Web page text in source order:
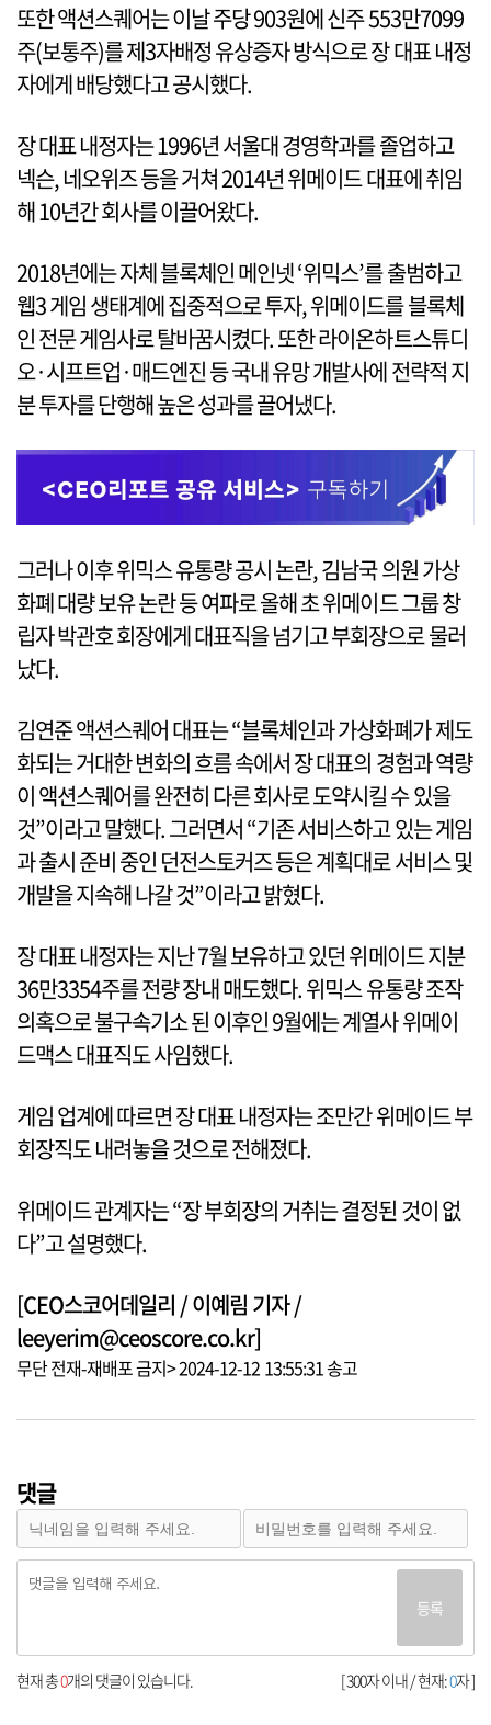
또한 액션스퀘어는 이날 주당 903원에 신주 553만7099
주(보통주)를 제3자배정 유상증자 방식으로 장 대표 내정
자에게 배당했다고 공시했다.
장 대표 내정자는 1996년 서울대 경영학과를 졸업하고
넥슨, 네오위즈 등을 거쳐 2014년 위메이드 대표에 취임
해 10년간 회사를 이끌어왔다.
2018년에는 자체 블록체인 메인넷 ‘위믹스’를 출범하고
웹3 게임 생태계에 집중적으로 투자, 위메이드를 블록체
인 전문 게임사로 탈바꿈시켰다. 또한 라이온하트스튜디
오·시프트업·매드엔진 등 국내 유망 개발사에 전략적 지
분 투자를 단행해 높은 성과를 끌어냈다.
그러나 이후 위믹스 유통량 공시 논란, 김남국 의원 가상
화폐 대량 보유 논란 등 여파로 올해 초 위메이드 그룹 창
립자 박관호 회장에게 대표직을 넘기고 부회장으로 물러
났다.
김연준 액션스퀘어 대표는 “블록체인과 가상화폐가 제도
화되는 거대한 변화의 흐름 속에서 장 대표의 경험과 역량
이 액션스퀘어를 완전히 다른 회사로 도약시킬 수 있을
것”이라고 말했다. 그러면서 “기존 서비스하고 있는 게임
과 출시 준비 중인 던전스토커즈 등은 계획대로 서비스 및
개발을 지속해 나갈 것”이라고 밝혔다.
장 대표 내정자는 지난 7월 보유하고 있던 위메이드 지분
36만3354주를 전량 장내 매도했다. 위믹스 유통량 조작
의혹으로 불구속기소 된 이후인 9월에는 계열사 위메이
드맥스 대표직도 사임했다.
게임 업계에 따르면 장 대표 내정자는 조만간 위메이드 부
회장직도 내려놓을 것으로 전해졌다.
위메이드 관계자는 “장 부회장의 거취는 결정된 것이 없
다”고 설명했다.
[CEO스코어데일리 / 이예림 기자 /
leeyerim@ceoscore.co.kr]
무단 전재-재배포 금지> 2024-12-12 13:55:31 송고
댓글
등록
[ 300자 이내 / 현재:0자 ]
현재 총0개의 댓글이 있습니다.